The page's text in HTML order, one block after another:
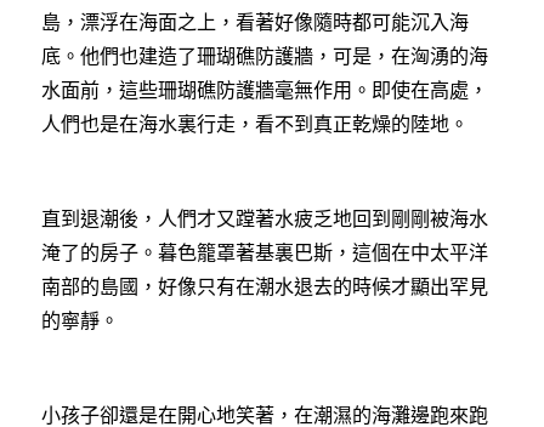
島，漂浮在海面之上，看著好像隨時都可能沉入海
底。他們也建造了珊瑚礁防護牆，可是，在洶湧的海
水面前，這些珊瑚礁防護牆毫無作用。即使在高處，
人們也是在海水裏行走，看不到真正乾燥的陸地。
直到退潮後，人們才又蹚著水疲乏地回到剛剛被海水
淹了的房子。暮色籠罩著基裏巴斯，這個在中太平洋
南部的島國，好像只有在潮水退去的時候才顯出罕見
的寧靜。
小孩子卻還是在開心地笑著，在潮濕的海灘邊跑來跑